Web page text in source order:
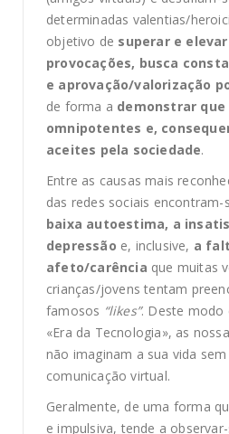
determinadas valentias/
objetivo de superar e
provocações, busca
e aprovação/valorização
de forma a demonstrar
omnipotentes e,
aceites pela sociedade.
Entre as causas mais
das redes sociais
baixa autoestima, a
depressão e, inclusive, a
afeto/carência que muitas
crianças/jovens tentam
famosos “likes”. Deste modo
«Era da Tecnologia», as
não imaginam a sua vida
comunicação virtual.
Geralmente, de uma forma
e impulsiva, tende a